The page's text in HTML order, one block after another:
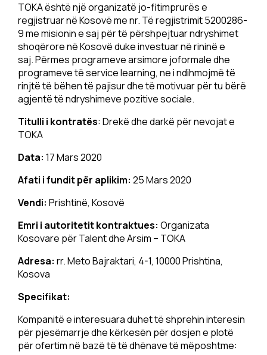
TOKA është një organizatë jo-fitimprurës e
regjistruar në Kosovë me nr. Të regjistrimit 5200286-
9 me misionin e saj për të përshpejtuar ndryshimet
shoqërore në Kosovë duke investuar në rininë e
saj. Përmes programeve arsimore joformale dhe
programeve të service learning, ne i ndihmojmë të
rinjtë të bëhen të pajisur dhe të motivuar për tu bërë
agjentë të ndryshimeve pozitive sociale.
Titulli i kontratës: Drekë dhe darkë për nevojat e
TOKA
Data: 17 Mars 2020
Afati i fundit për aplikim: 25 Mars 2020
Vendi: Prishtinë, Kosovë
Emri i autoritetit kontraktues: Organizata
Kosovare për Talent dhe Arsim – TOKA
Adresa: rr. Meto Bajraktari, 4-1, 10000 Prishtina,
Kosova
Specifikat:
Kompanitë e interesuara duhet të shprehin interesin
për pjesëmarrje dhe kërkesën për dosjen e plotë
për ofertim në bazë të të dhënave të mëposhtme: